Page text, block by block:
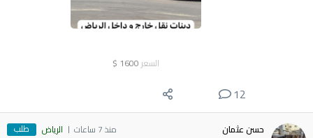
السعر 1600
$
12
حسن عثمان منذ 7 ساعات الرياض طلب